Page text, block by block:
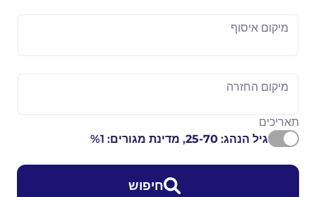
מיקום איסוף
מיקום החזרה
תאריכים
גיל הנהג: 25-70, מדינת מגורים: %1
חיפוש